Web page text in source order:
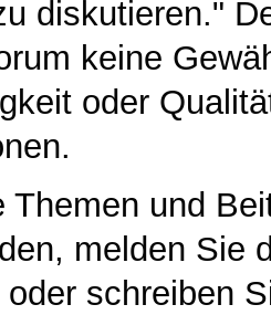
diskutieren."
keine
oder
Themen und
melden Sie
schreiben